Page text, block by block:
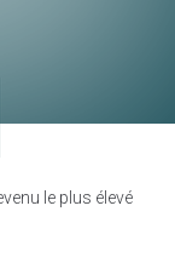
le plus élevé